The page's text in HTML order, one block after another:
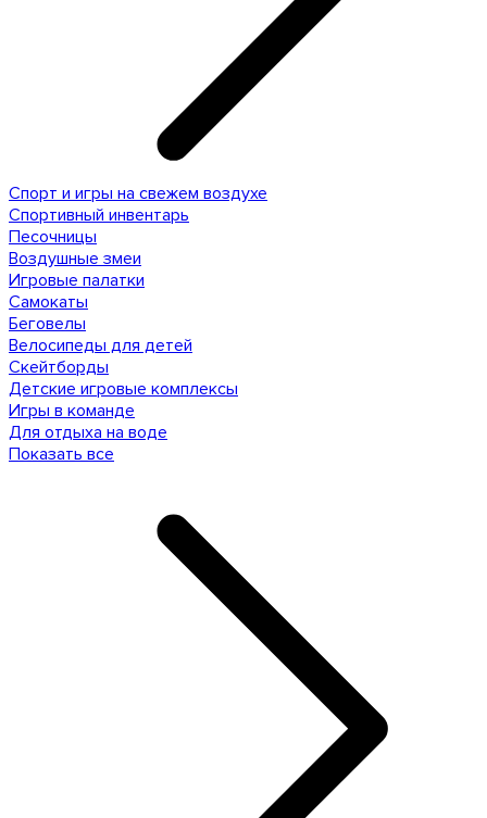
Спорт и игры на свежем воздухе
Спортивный инвентарь
Песочницы
Воздушные змеи
Игровые палатки
Самокаты
Беговелы
Велосипеды для детей
Скейтборды
Детские игровые комплексы
Игры в команде
Для отдыха на воде
Показать все